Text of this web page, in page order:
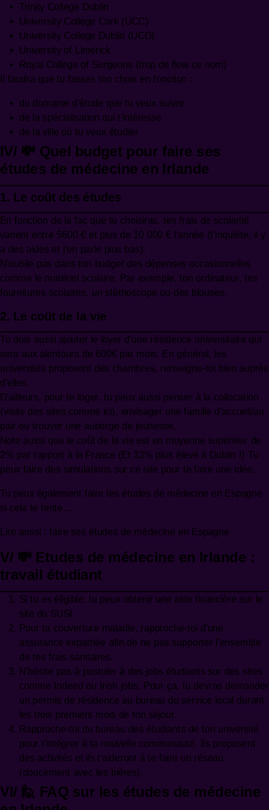
Trinity College Dublin
University College Cork (UCC)
University College Dublin (UCD)
University of Limerick
Royal College of Surgeons (trop de flow ce nom)
Il faudra que tu fasses ton choix en fonction :
du domaine d’étude que tu veux suivre
de la spécialisation qui t’intéresse
de la ville où tu veux étudier
IV/ 💸 Quel budget pour faire ses
études de médecine en Irlande
1. Le coût des études
En fonction de la fac que tu choisiras, tes frais de scolarité
varient entre 5600 € et plus de 10 000 € l’année (t’inquiète, il y
a des aides et j’en parle plus bas).
N’oublie pas dans ton budget des dépenses occasionnelles
comme le matériel scolaire. Par exemple, ton ordinateur, tes
fournitures scolaires, un stéthoscope ou des blouses.
2. Le coût de la vie
Tu dois aussi ajouter le loyer d’une résidence universitaire qui
sera aux alentours de 600€ par mois. En général, les
universités proposent des chambres, renseigne-toi bien auprès
d’elles.
D’ailleurs, pour te loger, tu peux aussi penser à la collocation
(visite des sites comme ici), envisager une famille d’accueil/au
pair ou trouver une auberge de jeunesse.
Note aussi que le coût de la vie est en moyenne supérieur de
2% par rapport à la France (Et 33% plus élevé à Dublin !) Tu
peux faire des simulations sur ce site pour te faire une idée.
Tu peux également faire tes études de médecine en Espagne
si cela te tente…
Lire aussi :faire ses études de médecine en Espagne
V/ 💸 Etudes de médecine en Irlande :
travail étudiant
Si tu es éligible, tu peux obtenir une aide financière sur le
site du SUSI .
Pour ta couverture maladie, rapproche-toi d’une
assurance expatriée afin de ne pas supporter l’ensemble
de tes frais sanitaires.
N’hésite pas à postuler à des jobs étudiants sur des sites
comme Indeed ou
Irish jobs. Pour ça, tu devras demander
un permis de résidence au bureau du service local durant
les trois premiers mois de ton séjour.
Rapproche-toi du bureau des étudiants de ton université
pour t’intégrer à ta nouvelle communauté. Ils proposent
des activités et ils t’aideront à te faire un réseau
(doucement avec les bières).
VI/ 🙋 FAQ sur les études de médecine